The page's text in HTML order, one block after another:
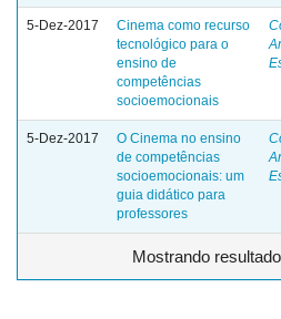
5-Dez-2017
Cinema como recurso
tecnológico para o
ensino de
competências
socioemocionais
5-Dez-2017
O Cinema no ensino
de competências
socioemocionais: um
guia didático para
professores
Mostrando